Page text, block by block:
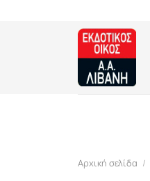
Αρχική σελίδα /